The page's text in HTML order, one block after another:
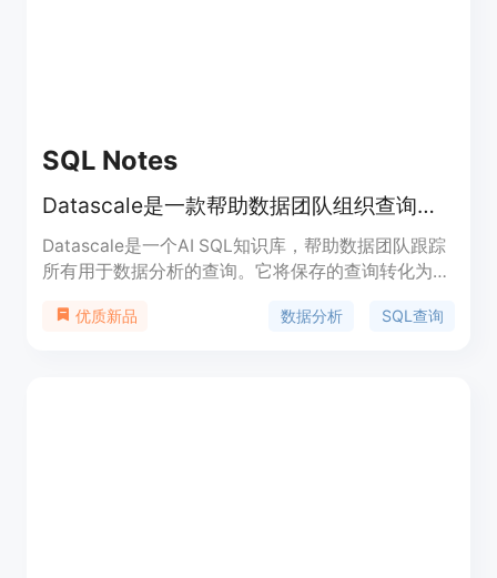
SQL Notes
Datascale是一款帮助数据团队组织查询、获取表格洞见并可视化关系的下一代AI数据知识库。
Datascale是一个AI SQL知识库，帮助数据团队跟踪
所有用于数据分析的查询。它将保存的查询转化为知
优质新品 数据分析 SQL查询